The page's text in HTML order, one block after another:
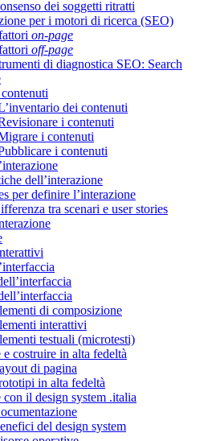
dei soggetti ritratti
per i motori di ricerca (SEO)
on-page
off-page
di diagnostica SEO: Search
dei contenuti
i contenuti
i contenuti
i contenuti
dell’interazione
per definire l’interazione
tra scenari e user stories
di composizione
interattivi
testuali (microtesti)
e costruire in alta fedeltà
di pagina
in alta fedeltà
con il design system .italia
del design system